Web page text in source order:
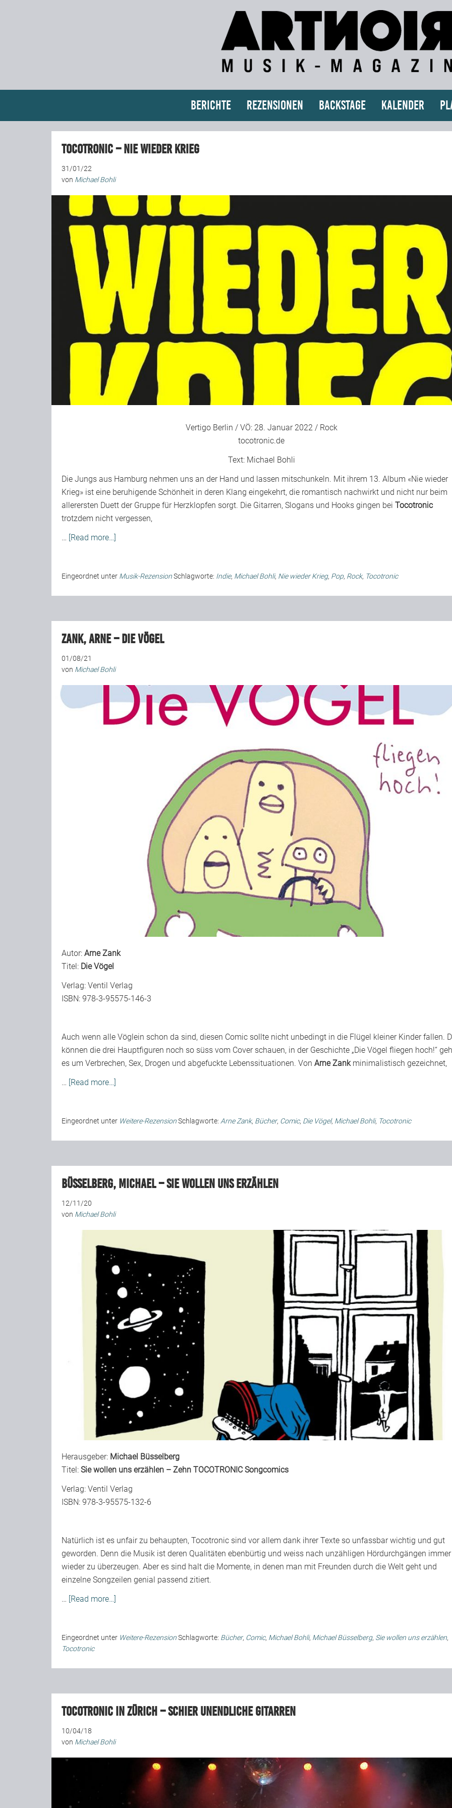
Berichte Rezensionen Backstage Kalender
Tocotronic – Nie wieder Krieg
31/01/22
von Michael Bohli
Vertigo Berlin / VÖ: 28. Januar 2022 / Rock
tocotronic.de
Text: Michael Bohli
Die Jungs aus Hamburg nehmen uns an der Hand und lassen mitschunkeln. Mit ihrem 13. Album «Nie wieder
Krieg» ist eine beruhigende Schönheit in deren Klang eingekehrt, die romantisch nachwirkt und nicht nur beim
allerersten Duett der Gruppe für Herzklopfen sorgt. Die Gitarren, Slogans und Hooks gingen bei Tocotronic
trotzdem nicht vergessen,
… [Read more…]
Eingeordnet unter Musik-RezensionSchlagworte: Indie, Michael Bohli, Nie wieder Krieg, Pop, Rock, Tocotronic
Zank, Arne – Die Vögel
01/08/21
von Michael Bohli
Autor: Arne Zank
Titel: Die Vögel
Verlag: Ventil Verlag
ISBN: 978-3-95575-146-3
Auch wenn alle Vöglein schon da sind, diesen Comic sollte nicht unbedingt in die Flügel kleiner Kinder fallen.
können die drei Hauptfiguren noch so süss vom Cover schauen, in der Geschichte „Die Vögel fliegen hoch!“
es um Verbrechen, Sex, Drogen und abgefuckte Lebenssituationen. Von Arne Zankminimalistisch gezeichnet,
… [Read more…]
Eingeordnet unter Weitere-RezensionSchlagworte: Arne Zank, Bücher, Comic, Die Vögel, Michael Bohli, Tocotronic
Büsselberg, Michael – Sie wollen uns erzählen
12/11/20
von Michael Bohli
Herausgeber: Michael Büsselberg
Titel: Sie wollen uns erzählen – Zehn TOCOTRONIC Songcomics
Verlag: Ventil Verlag
ISBN: 978-3-95575-132-6
Natürlich ist es unfair zu behaupten, Tocotronic sind vor allem dank ihrer Texte so unfassbar wichtig und gut
geworden. Denn die Musik ist deren Qualitäten ebenbürtig und weiss nach unzähligen Hördurchgängen immer
wieder zu überzeugen. Aber es sind halt die Momente, in denen man mit Freunden durch die Welt geht und
einzelne Songzeilen genial passend zitiert.
… [Read more…]
Eingeordnet unter Weitere-RezensionSchlagworte: Bücher, Comic, Michael Bohli, Michael Büsselberg, Sie wollen uns erzählen,
Tocotronic
Tocotronic in Zürich – Schier unendliche Gitarren
10/04/18
von Michael Bohli